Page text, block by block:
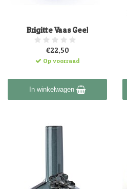
Brigitte Vaas Geel
€22,50
Op voorraad
In winkelwagen